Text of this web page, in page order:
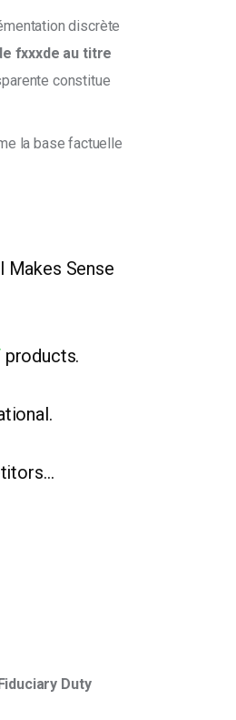
discrète
fxxxde au titre
constitue
la base factuelle
Makes Sense
products.
Duty